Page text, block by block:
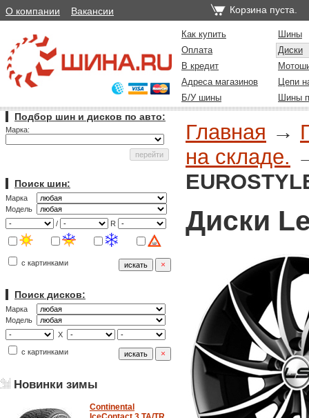
О компании Вакансии Корзина пуста.
Как купить
Шины
Оплата
Диски
В кредит
Адреса магазинов
Цепи
Б/У шины
Шины
Подбор шин и дисков по авто:
Марка:
Поиск шин:
Марка
Модель
/
R
с картинками
Поиск дисков:
Марка
Модель
X
с картинками
Новинки зимы
Continental
Главная →
на складе.
Диски